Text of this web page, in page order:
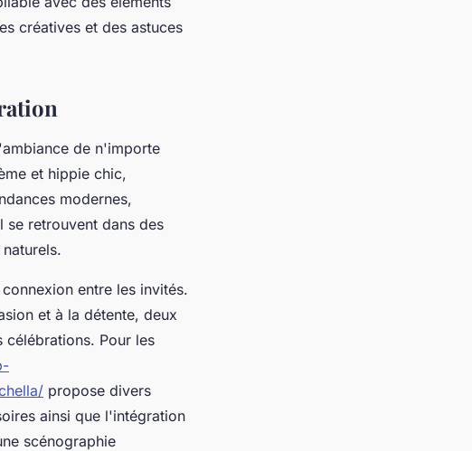
créatives et des astuces
de n'importe
et hippie chic,
modernes,
retrouvent dans des
entre les invités.
et à la détente, deux
célébrations. Pour les
propose divers
ainsi que l'intégration
scénographie